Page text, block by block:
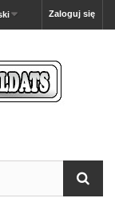
Zaloguj się